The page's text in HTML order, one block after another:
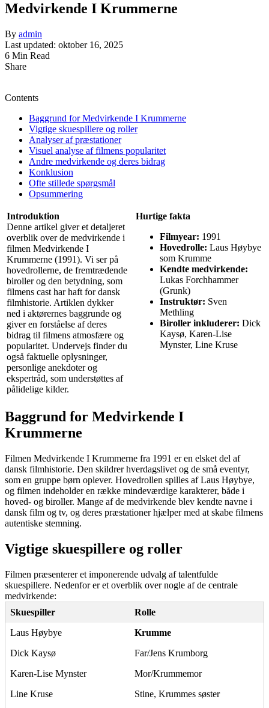
Medvirkende I Krummerne
By admin
Last updated: oktober 16, 2025
6 Min Read
Share
Contents
Baggrund for Medvirkende I Krummerne
Vigtige skuespillere og roller
Analyser af præstationer
Visuel analyse af filmens popularitet
Andre medvirkende og deres bidrag
Konklusion
Ofte stillede spørgsmål
Opsummering
Introduktion
Denne artikel giver et detaljeret
overblik over de medvirkende i
filmen Medvirkende I
Krummerne (1991). Vi ser på
hovedrollerne, de fremtrædende
biroller og den betydning, som
filmens cast har haft for dansk
filmhistorie. Artiklen dykker
ned i aktørernes baggrunde og
giver en forståelse af deres
bidrag til filmens atmosfære og
popularitet. Undervejs finder du
også faktuelle oplysninger,
personlige anekdoter og
ekspertråd, som understøttes af
pålidelige kilder.
Hurtige fakta
Filmyear: 1991
Hovedrolle: Laus Høybye
som Krumme
Kendte medvirkende:
Lukas Forchhammer
(Grunk)
Instruktør: Sven
Methling
Biroller inkluderer: Dick
Kaysø, Karen-Lise
Mynster, Line Kruse
Baggrund for Medvirkende I
Krummerne
Filmen Medvirkende I Krummerne fra 1991 er en elsket del af
dansk filmhistorie. Den skildrer hverdagslivet og de små eventyr,
som en gruppe børn oplever. Hovedrollen spilles af Laus Høybye,
og filmen indeholder en række mindeværdige karakterer, både i
hoved- og biroller. Mange af de medvirkende blev kendte navne i
dansk film og tv, og deres præstationer hjælper med at skabe filmens
autentiske stemning.
Vigtige skuespillere og roller
Filmen præsenterer et imponerende udvalg af talentfulde
skuespillere. Nedenfor er et overblik over nogle af de centrale
medvirkende:
Skuespiller
Rolle
Laus Høybye
Krumme
Dick Kaysø
Far/Jens Krumborg
Karen-Lise Mynster
Mor/Krummemor
Line Kruse
Stine, Krummes søster